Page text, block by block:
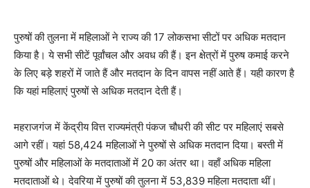
पुरुषों की तुलना में महिलाओं ने राज्य की 17 लोकसभा सीटों पर अधिक मतदान
किया है। ये सभी सीटें पूर्वांचल और अवध की हैं। इन क्षेत्रों में पुरुष कमाई करने
के लिए बड़े शहरों में जाते हैं और मतदान के दिन वापस नहीं आते हैं। यही कारण है
कि यहां महिलाएं पुरुषों से अधिक मतदान देती हैं।
महराजगंज में केंद्रीय वित्त राज्यमंत्री पंकज चौधरी की सीट पर महिलाएं सबसे
आगे रहीं। यहां 58,424 महिलाओं ने पुरुषों से अधिक मतदान दिया। बस्ती में
पुरुषों और महिलाओं के मतदाताओं में 20 का अंतर था। वहाँ अधिक महिला
मतदाताओं थे। देवरिया में पुरुषों की तुलना में 53,839 महिला मतदाता थीं।